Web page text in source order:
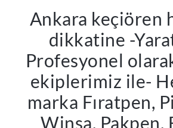
Ankara keçiören
dikkatine -
Profesyonel
ekiplerimiz ile-
marka Fıratpen,
Winsa, Pakpen,